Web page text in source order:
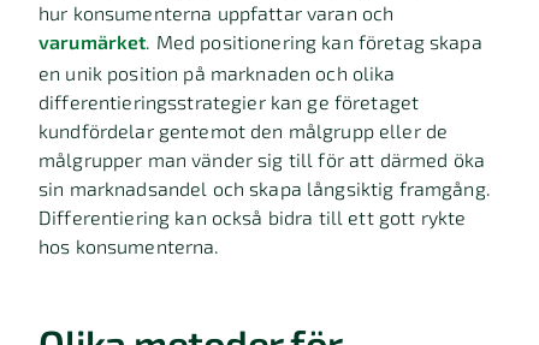
hur konsumenterna uppfattar varan och
varumärket. Med positionering kan företag skapa
en unik position på marknaden och olika
differentieringsstrategier kan ge företaget
kundfördelar gentemot den målgrupp eller de
målgrupper man vänder sig till för att därmed öka
sin marknadsandel och skapa långsiktig framgång.
Differentiering kan också bidra till ett gott rykte
hos konsumenterna.